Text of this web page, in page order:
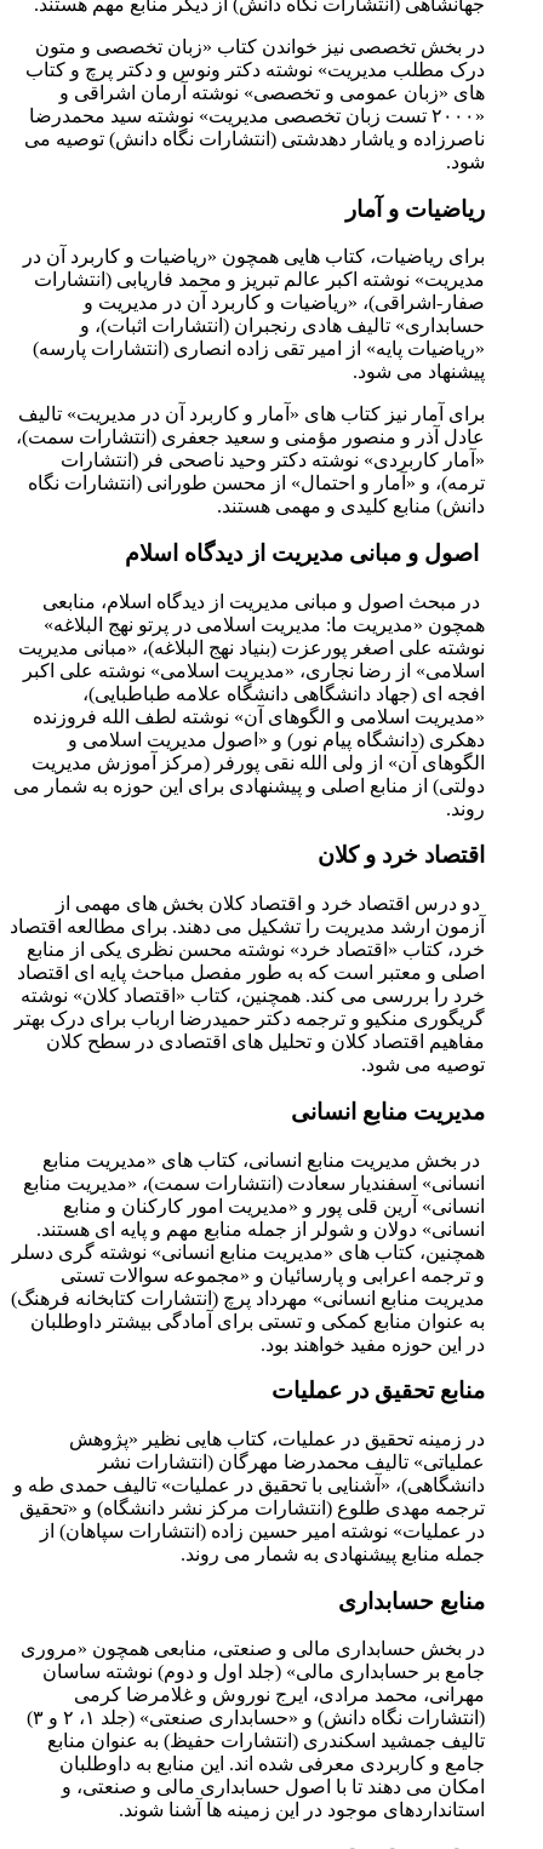
در بخش تخصصی نیز خواندن کتاب «زبان تخصصی و متون
درک مطلب مدیریت» نوشته دکتر ونوس و دکتر پرچ و کتاب
های «زبان عمومی و تخصصی» نوشته آرمان اشراقی و
«۲۰۰۰ تست زبان تخصصی مدیریت» نوشته سید محمدرضا
ناصرزاده و یاشار دهدشتی (انتشارات نگاه دانش) توصیه می
شود.
ریاضیات و آمار
برای ریاضیات، کتاب هایی همچون «ریاضیات و کاربرد آن در
مدیریت» نوشته اکبر عالم تبریز و محمد فاریابی (انتشارات
صفار-اشراقی)، «ریاضیات و کاربرد آن در مدیریت و
حسابداری» تالیف هادی رنجبران (انتشارات اثبات)، و
«ریاضیات پایه» از امیر تقی زاده انصاری (انتشارات پارسه)
پیشنهاد می شود.
برای آمار نیز کتاب های «آمار و کاربرد آن در مدیریت» تالیف
عادل آذر و منصور مؤمنی و سعید جعفری (انتشارات سمت)،
«آمار کاربردی» نوشته دکتر وحید ناصحی فر (انتشارات
ترمه)، و «آمار و احتمال» از محسن طورانی (انتشارات نگاه
دانش) منابع کلیدی و مهمی هستند.
اصول و مبانی مدیریت از دیدگاه اسلام
در مبحث اصول و مبانی مدیریت از دیدگاه اسلام، منابعی
همچون «مدیریت ما: مدیریت اسلامی در پرتو نهج البلاغه»
نوشته علی اصغر پورعزت (بنیاد نهج البلاغه)، «مبانی مدیریت
اسلامی» از رضا نجاری، «مدیریت اسلامی» نوشته علی اکبر
افجه ای (جهاد دانشگاهی دانشگاه علامه طباطبایی)،
«مدیریت اسلامی و الگوهای آن» نوشته لطف الله فروزنده
دهکری (دانشگاه پیام نور) و «اصول مدیریت اسلامی و
الگوهای آن» از ولی الله نقی پورفر (مرکز آموزش مدیریت
دولتی) از منابع اصلی و پیشنهادی برای این حوزه به شمار می
روند.
اقتصاد خرد و کلان
دو درس اقتصاد خرد و اقتصاد کلان بخش های مهمی از
آزمون ارشد مدیریت را تشکیل می دهند. برای مطالعه اقتصاد
خرد، کتاب «اقتصاد خرد» نوشته محسن نظری یکی از منابع
اصلی و معتبر است که به طور مفصل مباحث پایه ای اقتصاد
خرد را بررسی می کند. همچنین، کتاب «اقتصاد کلان» نوشته
گریگوری منکیو و ترجمه دکتر حمیدرضا ارباب برای درک بهتر
مفاهیم اقتصاد کلان و تحلیل های اقتصادی در سطح کلان
توصیه می شود.
مدیریت منابع انسانی
در بخش مدیریت منابع انسانی، کتاب های «مدیریت منابع
انسانی» اسفندیار سعادت (انتشارات سمت)، «مدیریت منابع
انسانی» آرین قلی پور و «مدیریت امور کارکنان و منابع
انسانی» دولان و شولر از جمله منابع مهم و پایه ای هستند.
همچنین، کتاب های «مدیریت منابع انسانی» نوشته گری دسلر
و ترجمه اعرابی و پارسائیان و «مجموعه سوالات تستی
مدیریت منابع انسانی» مهرداد پرچ (انتشارات کتابخانه فرهنگ)
به عنوان منابع کمکی و تستی برای آمادگی بیشتر داوطلبان
در این حوزه مفید خواهند بود.
منابع تحقیق در عملیات
در زمینه تحقیق در عملیات، کتاب هایی نظیر «پژوهش
عملیاتی» تالیف محمدرضا مهرگان (انتشارات نشر
دانشگاهی)، «آشنایی با تحقیق در عملیات» تالیف حمدی طه و
ترجمه مهدی طلوع (انتشارات مرکز نشر دانشگاه) و «تحقیق
در عملیات» نوشته امیر حسین زاده (انتشارات سپاهان) از
جمله منابع پیشنهادی به شمار می روند.
منابع حسابداری
در بخش حسابداری مالی و صنعتی، منابعی همچون «مروری
جامع بر حسابداری مالی» (جلد اول و دوم) نوشته ساسان
مهرانی، محمد مرادی، ایرج نوروش و غلامرضا کرمی
(انتشارات نگاه دانش) و «حسابداری صنعتی» (جلد ۱، ۲ و ۳)
تالیف جمشید اسکندری (انتشارات حفیظ) به عنوان منابع
جامع و کاربردی معرفی شده اند. این منابع به داوطلبان
امکان می دهند تا با اصول حسابداری مالی و صنعتی، و
استانداردهای موجود در این زمینه ها آشنا شوند.